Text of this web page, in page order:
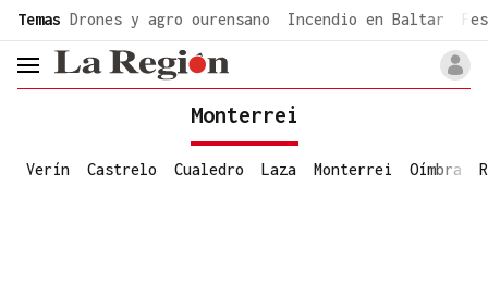
Temas Drones y agro ourensano Incendio en Baltar
header.menu.open
Monterrei
Verín Castrelo Cualedro Laza Monterrei Oímbra